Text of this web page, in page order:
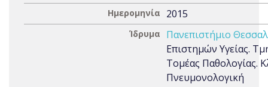
Ημερομηνία 2015
Ίδρυμα
Πανεπιστήμιο
Επιστημών Υγείας.
Τομέας Παθολογίας.
Πνευμονολογική